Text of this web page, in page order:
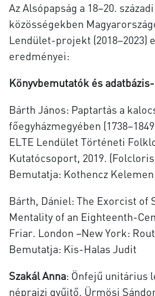
Az Alsópapság a 18–20.
közösségekben
Lendület-projekt (2018–2023)
eredményei:
Könyvbemutatók és
Bárth János: Paptartás a
főegyházmegyében
ELTE Lendület Történeti
Kutatócsoport, 2019.
Bemutatja: Kothencz Kelemen
Bárth, Dániel: The Exorcist of
Mentality of an Eighteenth-
Friar. London –New York:
Bemutatja: Kis-Halas Judit
Szakál Anna: Önfejű unitárius
néprajzi gyűjtő. Ürmösi